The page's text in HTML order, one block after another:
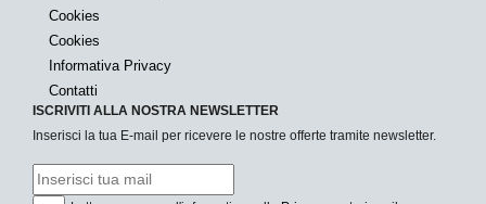
Cookies
Cookies
Informativa Privacy
Contatti
ISCRIVITI ALLA NOSTRA NEWSLETTER
Inserisci la tua E-mail per ricevere le nostre offerte tramite newsletter.